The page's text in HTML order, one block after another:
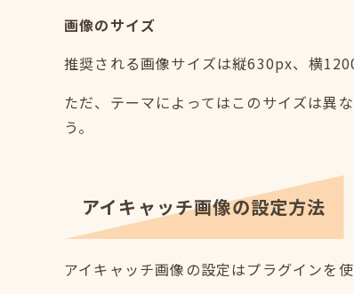
画像のサイズ
推奨される画像サイズは縦630px、横
ただ、テーマによってはこのサイズは異
う。
アイキャッチ画像の設定方法
アイキャッチ画像の設定はプラグインを